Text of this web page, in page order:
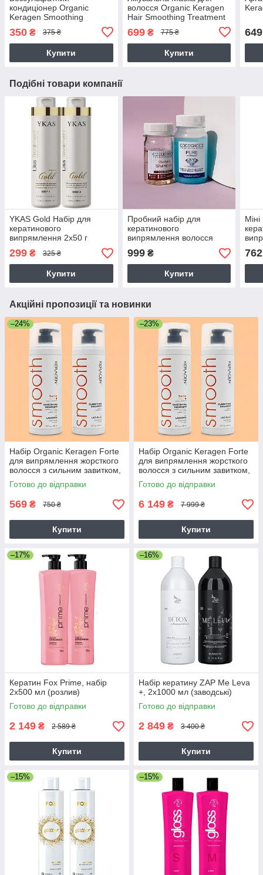
кондиціонер Organic
Keragen Smoothing
Conditioner з кератином,
250 г (розлив)
350 ₴ 375 ₴
Купити
волосся Organic Keragen
Hair Smoothing Treatment
699₴ 775 ₴
Купити
649
Подібні товари компанії
YKAS Gold Набір для
кератинового
випрямлення 2х50 г
299 ₴ 325 ₴
Купити
Пробний набір для
кератинового
випрямлення волосся
Cocochoco Pure (шампунь
50 мл + кератин 100 мл)
999₴
Купити
762
Акційні пропозиції та новинки
–24%
Набір Organic Keragen Forte
для випрямлення жорсткого
волосся з сильним завитком,
50 г (розлив)
Готово до відправки
569 ₴ 750 ₴
Купити
–23%
Набір Organic Keragen Forte
для випрямлення жорсткого
волосся з сильним завитком,
2х946 мл
Готово до відправки
6 149 ₴ 7 999 ₴
Купити
–17%
Кератин Fox Prime, набір
2х500 мл (розлив)
Готово до відправки
2 149 ₴ 2 589 ₴
Купити
–16%
Набір кератину ZAP Me Leva
+, 2х1000 мл (заводські)
Готово до відправки
2 849 ₴ 3 400 ₴
Купити
–15% –15%